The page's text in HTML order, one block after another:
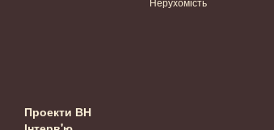
Проекти ВН